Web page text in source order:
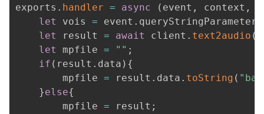
exports . handler = async ( event , context ,
let
vois = event . queryStringParameters
let
result = await client . text2audio (
let
mpfile = "" ;
if ( result . data ) {
		mpfile
= result . data . toString (
}else{
		mpfile
= result ;